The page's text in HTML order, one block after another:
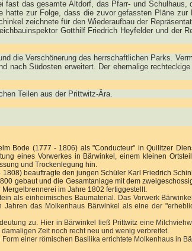
fast das gesamte Altdorf, das Pfarr- und Schulhaus,
zur Folge, dass die zuvor gefassten Pläne zur
zeichnete für den Wiederaufbau der
Gotthilf Friedrich Heyfelder und der
die Verschönerung des herrschaftlichen Parks.
nach Südosten erweitert. Der ehemalige rechteckige
Teilen aus der Prittwitz-Ära.
Bode (1777 - 1806) als "Conducteur" in Quilitzer
eines Vorwerkes in Bärwinkel, einem kleinen
und Trockenlegung hin.
beauftragte den jungen Schüler Karl Friedrich
gebaut und die Gesamtanlage mit dem
im Jahre 1802 fertiggestellt.
als einheimisches Baumaterial. Das Vorwerk
das Molkenhaus Bärwinkel als eine der
zu. Hier in Bärwinkel ließ Prittwitz eine
Zeit noch recht neu und wenig verbreitet.
einer römischen Basilika errichtete Molkenhaus in